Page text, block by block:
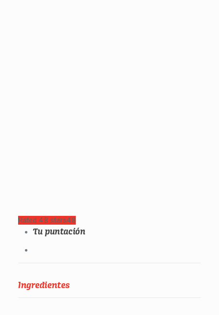
Rated 4.8 stars4.8
Tu puntación
Ingredientes